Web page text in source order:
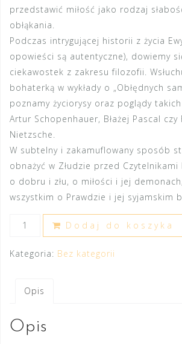
przedstawić miłość jako rodzaj
obłąkania.
Podczas intrygującej historii z życia
opowieści są autentyczne), dowiemy
ciekawostek z zakresu filozofii.
bohaterką w wykłady o „Obłędnych
poznamy życiorysy oraz poglądy
Artur Schopenhauer, Błażej Pascal czy
Nietzsche.
W subtelny i zakamuflowany sposób
obnażyć w Złudzie przed
o dobru i złu, o miłości i jej
wszystkim o Prawdzie i jej syjamskim
ilość
-
Dodaj do koszyka
Kategoria: Bez kategorii
Opis
Opis